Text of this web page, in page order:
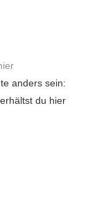
anders sein:
du hier